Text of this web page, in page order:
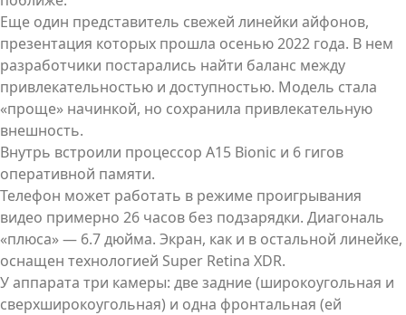
Еще один представитель свежей линейки айфонов,
презентация которых прошла осенью 2022 года. В нем
разработчики постарались найти баланс между
привлекательностью и доступностью. Модель стала
«проще» начинкой, но сохранила привлекательную
внешность.
Внутрь встроили процессор A15 Bionic и 6 гигов
оперативной памяти.
Телефон может работать в режиме проигрывания
видео примерно 26 часов без подзарядки. Диагональ
«плюса» — 6.7 дюйма. Экран, как и в остальной линейке,
оснащен технологией Super Retina XDR.
У аппарата три камеры: две задние (широкоугольная и
сверхширокоугольная) и одна фронтальная (ей